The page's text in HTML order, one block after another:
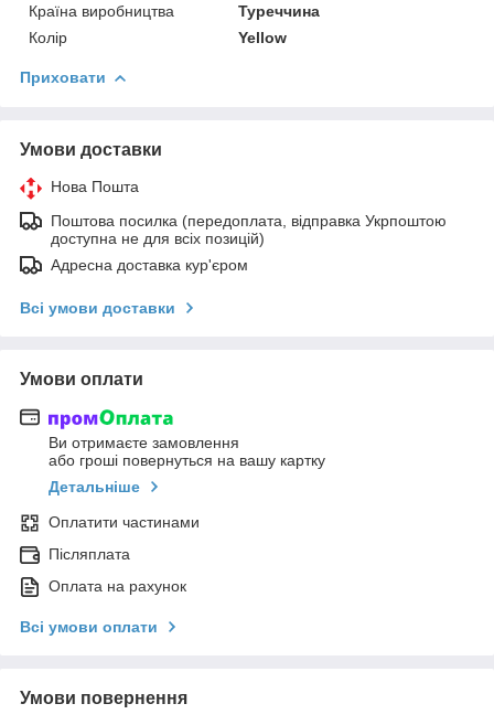
Країна виробництва
Туреччина
Колір
Yellow
Приховати
Умови доставки
Нова Пошта
Поштова посилка (передоплата, відправка Укрпоштою
доступна не для всіх позицій)
Адресна доставка кур'єром
Всі умови доставки
Умови оплати
Ви отримаєте замовлення
або гроші повернуться на вашу картку
Детальніше
Оплатити частинами
Післяплата
Оплата на рахунок
Всі умови оплати
Умови повернення